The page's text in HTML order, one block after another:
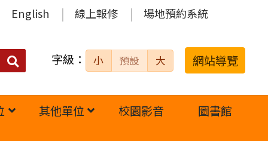
English 線上報修 場地預約系統
搜
字級： 小 預設 大 網站導覽
其他單位 校園影音 圖書館